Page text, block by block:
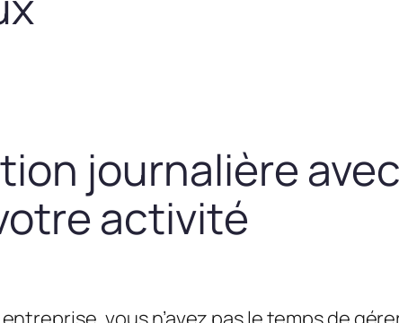
journalière
activité